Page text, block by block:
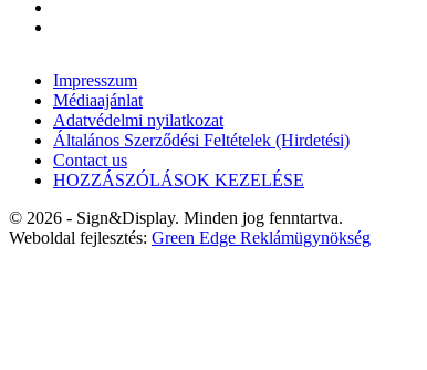
Impresszum
Médiaajánlat
Adatvédelmi nyilatkozat
Általános Szerződési Feltételek (Hirdetési)
Contact us
HOZZÁSZÓLÁSOK KEZELÉSE
© 2026 - Sign&Display. Minden jog fenntartva.
Weboldal fejlesztés: Green Edge Reklámügynökség